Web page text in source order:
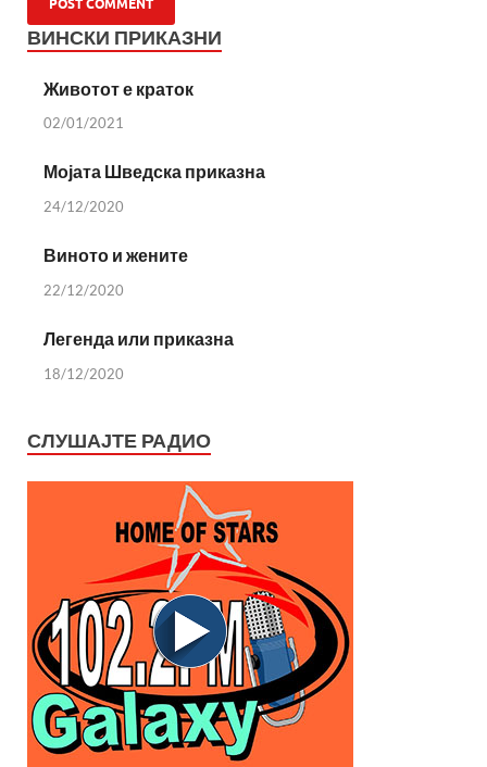
ВИНСКИ ПРИКАЗНИ
Животот е краток
02/01/2021
Мојата Шведска приказна
24/12/2020
Виното и жените
22/12/2020
Легенда или приказна
18/12/2020
СЛУШАЈТЕ РАДИО